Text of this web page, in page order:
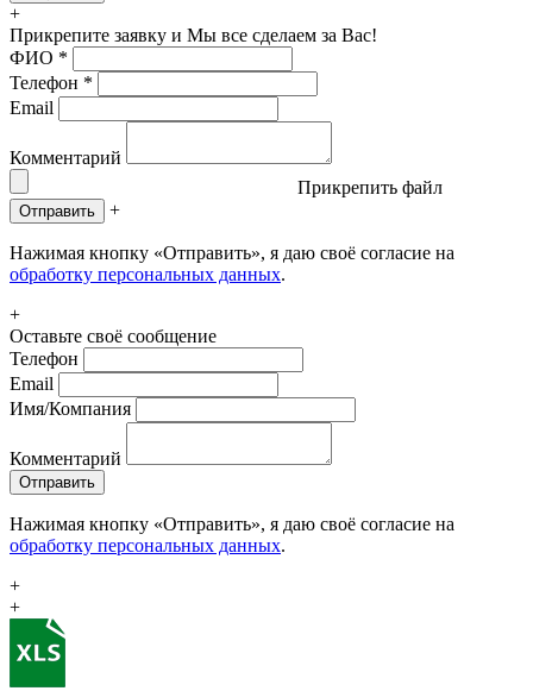
+
Прикрепите заявку и Мы все сделаем за Вас!
ФИО *
Телефон *
Email
Комментарий
Прикрепить файл
Отправить +
Нажимая кнопку «Отправить», я даю своё согласие на
обработку персональных данных.
+
Оставьте своё сообщение
Телефон
Email
Имя/Компания
Комментарий
Отправить
Нажимая кнопку «Отправить», я даю своё согласие на
обработку персональных данных.
+
+